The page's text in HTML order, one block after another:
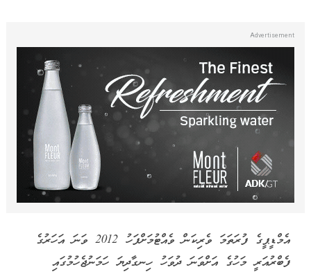
އެމްޑީޕީގެ ފުރަތަމަ ވެރިކަން ވެއްޓުމަށްފަހު 2012 ވަނަ އަހަރުގެ
ފެބްރުއަރީ މަހުގެ އަށްވަނަ ދުވަހު ހިނގާދިޔަ ހަމަނުޖެހުމުގައި